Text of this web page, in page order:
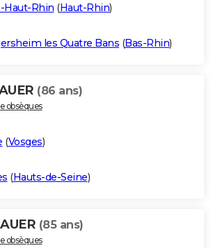
Haut-Rhin (Haut-Rhin)
les Quatre Bans (Bas-Rhin)
(86 ans)
obsèques
(Vosges)
(Hauts-de-Seine)
(85 ans)
obsèques